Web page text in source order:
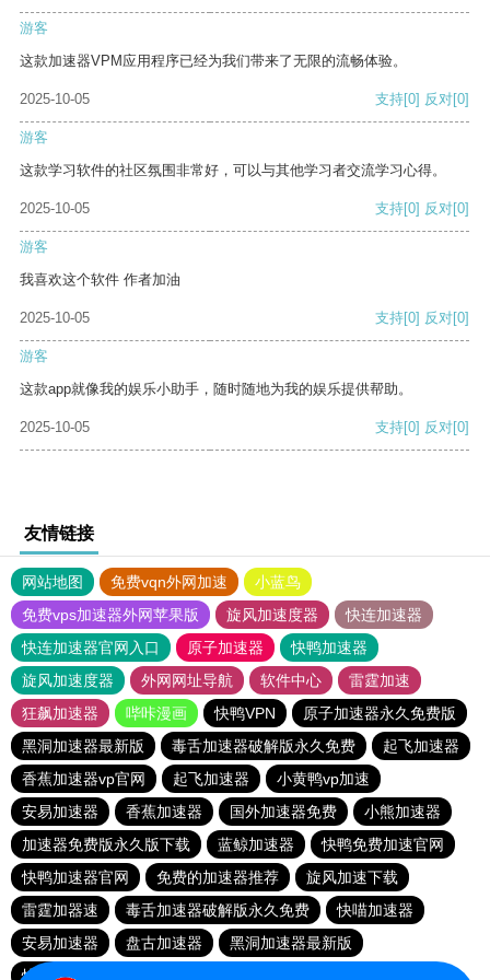
游客
这款加速器VPM应用程序已经为我们带来了无限的流畅体验。
2025-10-05 支持[0] 反对[0]
游客
这款学习软件的社区氛围非常好，可以与其他学习者交流学习心得。
2025-10-05 支持[0] 反对[0]
游客
我喜欢这个软件 作者加油
2025-10-05 支持[0] 反对[0]
游客
这款app就像我的娱乐小助手，随时随地为我的娱乐提供帮助。
2025-10-05 支持[0] 反对[0]
友情链接
网站地图 免费vqn外网加速
小蓝鸟
免费vps加速器外网苹果版
旋风加速度器
快连加速器
快连加速器官网入口
原子加速器
快鸭加速器
旋风加速度器
外网网址导航 软件中心
雷霆加速
狂飙加速器
哔咔漫画 快鸭VPN
原子加速器永久免费版
黑洞加速器最新版
毒舌加速器破解版永久免费
起飞加速器
香蕉加速器vp官网
起飞加速器
小黄鸭vp加速
安易加速器
香蕉加速器 国外加速器免费
小熊加速器
加速器免费版永久版下载
蓝鲸加速器
快鸭免费加速官网
快鸭加速器官网
免费的加速器推荐
旋风加速下载
雷霆加器速
毒舌加速器破解版永久免费
快喵加速器
安易加速器
盘古加速器
黑洞加速器最新版
快鸭免费加速官网